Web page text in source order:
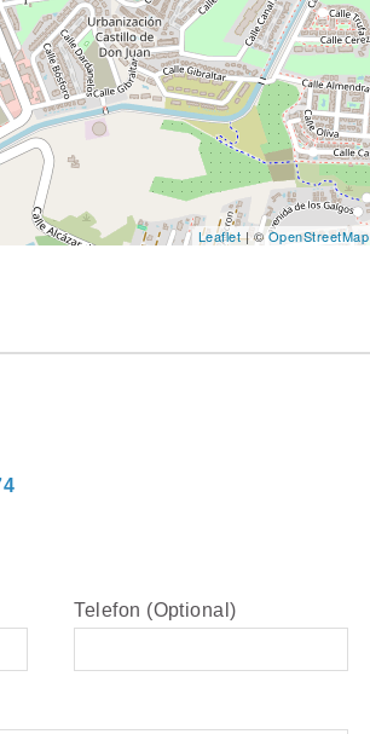
Leaflet| © OpenStreetMap
Telefon (Optional)